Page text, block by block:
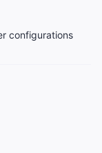
configurations